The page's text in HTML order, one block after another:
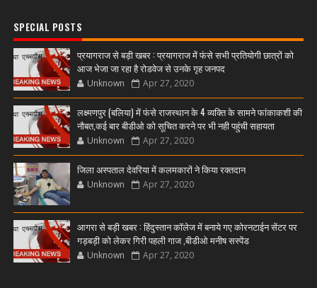
SPECIAL POSTS
प्रयागराज से बड़ी खबर : प्रयागराज में फंसे सभी प्रतियोगी छात्रों को
आज भेजा जा रहा है रोडवेज से उनके गृह जनपद
Unknown Apr 27, 2020
लक्ष्मणपुर (बलिया) में फंसे राजस्थान के 4 व्यक्ति के सामने फांकाकशी की
नौबत,कई बार बीडीओ को सूचित करने पर भी नही पहुंची सहायता
Unknown Apr 27, 2020
जिला अस्पताल देवरिया में कलमकारों ने किया रक्तदान
Unknown Apr 27, 2020
आगरा से बड़ी खबर : हिंदुस्तान कॉलेज में बनाये गए कोरनटाईन सेंटर पर
गड़बड़ी को लेकर गिरी पहली गाज ,बीडीओ मनीष सस्पेंड
Unknown Apr 27, 2020